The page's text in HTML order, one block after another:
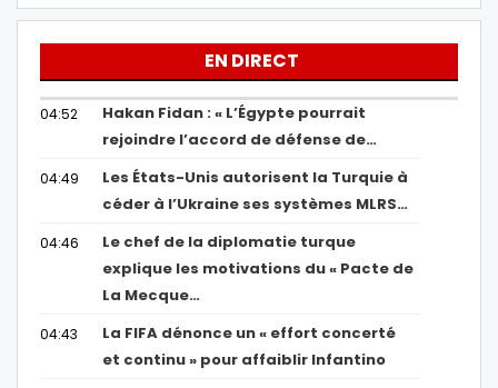
EN DIRECT
04:52
Hakan Fidan : « L’Égypte pourrait
rejoindre l’accord de défense de…
04:49
Les États-Unis autorisent la Turquie à
céder à l’Ukraine ses systèmes MLRS…
04:46
Le chef de la diplomatie turque
explique les motivations du « Pacte de
La Mecque…
04:43
La FIFA dénonce un « effort concerté
et continu » pour affaiblir Infantino